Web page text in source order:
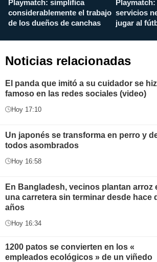
Playmatch: simplifica
considerablemente el trabajo
de los dueños de canchas
servicios
jugar al
Noticias relacionadas
El panda que imitó a su cuidador se
famoso en las redes sociales (video)
Hoy 17:10
Un japonés se transforma en perro y
todos asombrados
Hoy 16:58
En Bangladesh, vecinos plantan arroz
una carretera sin terminar desde hace
años
Hoy 16:34
1200 patos se convierten en los «
empleados ecológicos » de un viñedo